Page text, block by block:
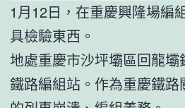
1月12日，在重慶興隆場編
具檢驗東西。
地處重慶市沙坪壩區回龍
鐵路編組站。作為重慶鐵路